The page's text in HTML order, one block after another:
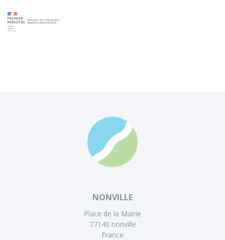
NONVILLE
Place de la Mairie
77140 nonville
France